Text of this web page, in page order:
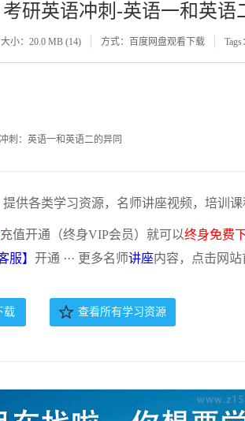
考研英语冲刺-英语一和英语
大小：20.0 MB (14) 方式：百度网盘观看下载 Tags
刺：英语一和英语二的异同
供各类学习资源，名师讲座视频，培训
充值开通（终身VIP会员）就可以终身免费
服】 开通 ··· 更多名师讲座内容，点击网
载 查看所有学习资源